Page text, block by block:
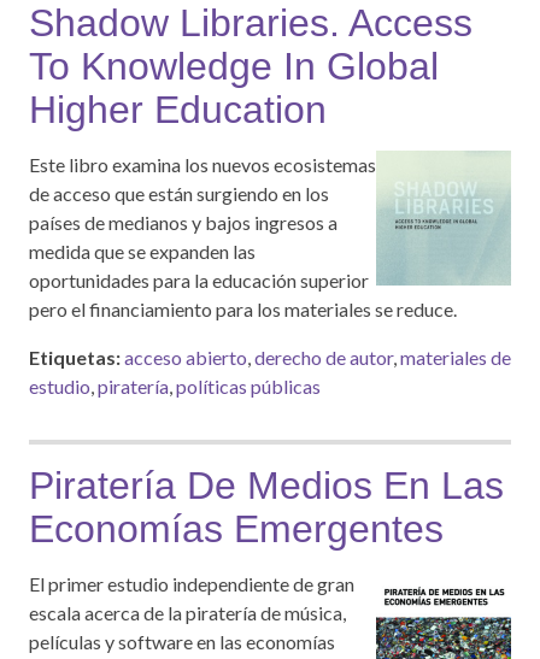
Shadow Libraries. Access
To Knowledge In Global
Higher Education
Este libro examina los nuevos ecosistemas
de acceso que están surgiendo en los
países de medianos y bajos ingresos a
medida que se expanden las
oportunidades para la educación superior
pero el financiamiento para los materiales se reduce.
Etiquetas:acceso abierto,derecho de autor,materiales de
estudio,piratería,políticas públicas
Piratería De Medios En Las
Economías Emergentes
El primer estudio independiente de gran
escala acerca de la piratería de música,
películas y software en las economías